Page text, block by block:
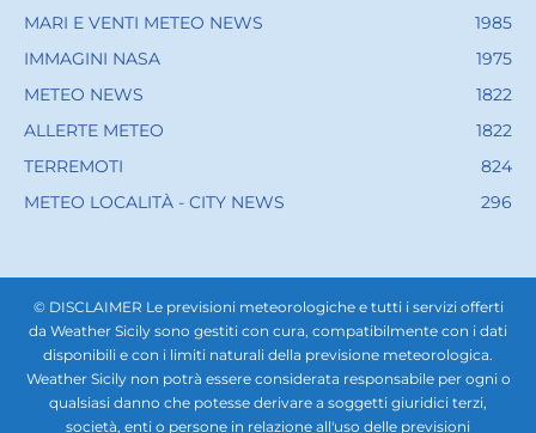
MARI E VENTI METEO NEWS
1985
IMMAGINI NASA
1975
METEO NEWS
1822
ALLERTE METEO
1822
TERREMOTI
824
METEO LOCALITÀ - CITY NEWS
296
© DISCLAIMER Le previsioni meteorologiche e tutti i servizi offerti
da Weather Sicily sono gestiti con cura, compatibilmente con i dati
disponibili e con i limiti naturali della previsione meteorologica.
Weather Sicily non potrà essere considerata responsabile per ogni o
qualsiasi danno che potesse derivare a soggetti giuridici terzi,
società, enti o persone in relazione all'uso delle previsioni